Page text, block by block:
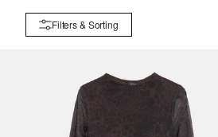
Filters & Sorting